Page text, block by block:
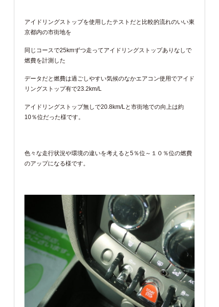
アイドリングストップを使用したテストだと比較的流れのいい東
京都内の市街地を
同じコースで25kmずつ走ってアイドリングストップありなしで
燃費を計測した
データだと燃費は過ごしやすい気候のなかエアコン使用でアイド
リングストップ有で23.2km/L
アイドリングストップ無しで20.8km/Lと市街地での向上は約
10％位だった様です。
色々な走行状況や環境の違いを考えると5％位～１０％位の燃費
のアップになる様です。